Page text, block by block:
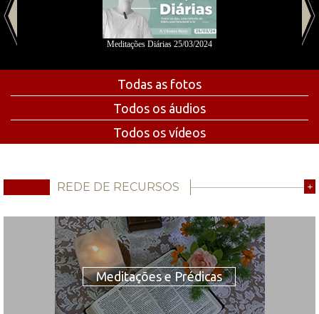
Meditações Diárias 25/03/2024
Todas as fotos
Todos os áudios
Todos os vídeos
REDE DE RECURSOS +
Meditações e Prédicas